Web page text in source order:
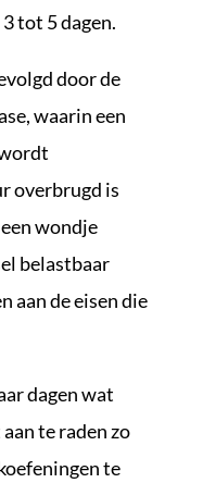
tot 5 dagen.
door de
waarin een
overbrugd is
wondje
belastbaar
aan de eisen die
dagen wat
te raden zo
te